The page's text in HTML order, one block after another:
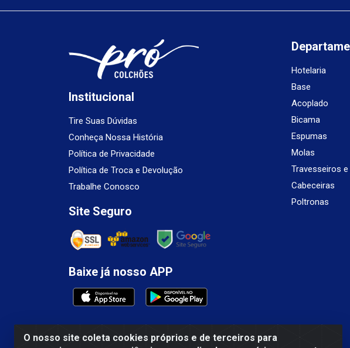
O nosso site coleta cookies próprios e de terceiros para
Institucional
Tire Suas Dúvidas
Conheça Nossa História
Política de Privacidade
Política de Troca e Devolução
Trabalhe Conosco
Site Seguro
Baixe já nosso APP
Hotelaria
Base
Acoplado
Bicama
Espumas
Molas
Travesseiros
Cabeceiras
Poltronas